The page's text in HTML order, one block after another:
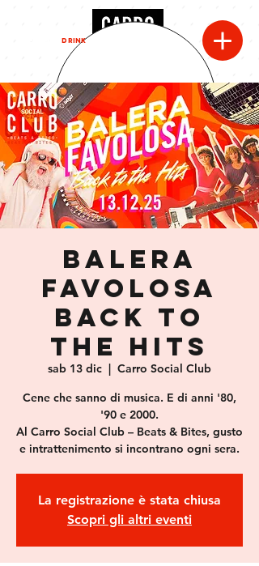
DRINK
BALERA
FAVOLOSA
Back to
the Hits
sab 13 dic
  |
Carro Social Club
Cene che sanno di musica. E di anni '80,
'90 e 2000.
Al Carro Social Club – Beats & Bites, gusto
e intrattenimento si incontrano ogni sera.
La registrazione è stata chiusa
Scopri gli altri eventi